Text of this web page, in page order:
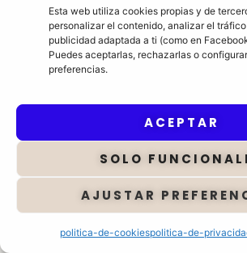
Esta web utiliza cookies propias y de
personalizar el contenido, analizar el
publicidad adaptada a ti (como en
Puedes aceptarlas, rechazarlas o
preferencias.
ACEPTAR
SOLO
AJUSTAR
politica-de-cookiespolitica-de-
la nutrición, la gestión del
el detox hepático, la
intestino, el ejercicio, el
Porque eres untodo.
todote influye.
Por eso le damos